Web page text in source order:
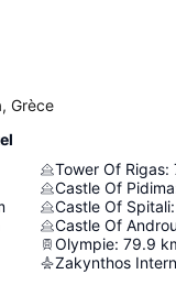
Grèce
Tower Of Rigas:
Castle Of Pidima
Castle Of Spitali:
Castle Of
Olympie: 79.9